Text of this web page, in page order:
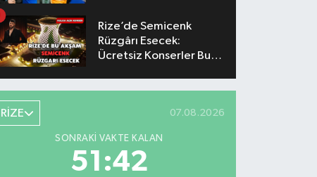
Rize’de Semicenk
Rüzgârı Esecek:
Ücretsiz Konserler Bu
RİZE 07.08.2026
SONRAKI VAKTE KALAN
51:41